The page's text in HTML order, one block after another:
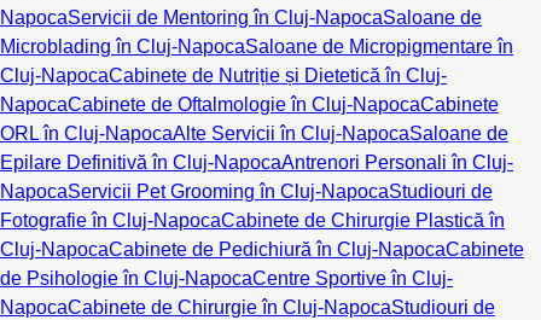
NapocaServicii de Mentoring în Cluj-NapocaSaloane de
Microblading în Cluj-NapocaSaloane de Micropigmentare în
Cluj-NapocaCabinete de Nutriție și Dietetică în Cluj-
NapocaCabinete de Oftalmologie în Cluj-NapocaCabinete
ORL în Cluj-NapocaAlte Servicii în Cluj-NapocaSaloane de
Epilare Definitivă în Cluj-NapocaAntrenori Personali în Cluj-
NapocaServicii Pet Grooming în Cluj-NapocaStudiouri de
Fotografie în Cluj-NapocaCabinete de Chirurgie Plastică în
Cluj-NapocaCabinete de Pedichiură în Cluj-NapocaCabinete
de Psihologie în Cluj-NapocaCentre Sportive în Cluj-
NapocaCabinete de Chirurgie în Cluj-NapocaStudiouri de